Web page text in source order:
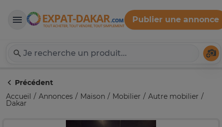
Expat-Dakar
Publier une annonce
Précédent
Accueil
Annonces Maison Mobilier Autre mobilier
Dakar